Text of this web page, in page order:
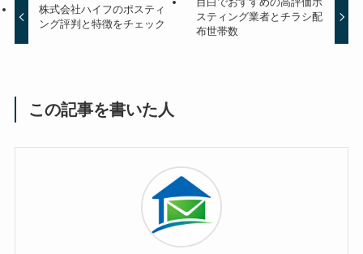
株式会社ハイフのポスティ
ング評判と特徴をチェック
スティング業者とチラシ配
布世帯数
この記事を書いた人